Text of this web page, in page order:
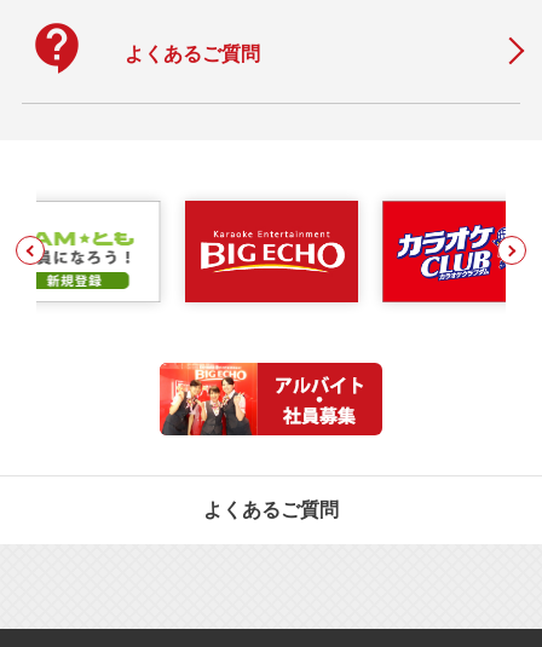
contact_support よくあるご質問
よくあるご質問